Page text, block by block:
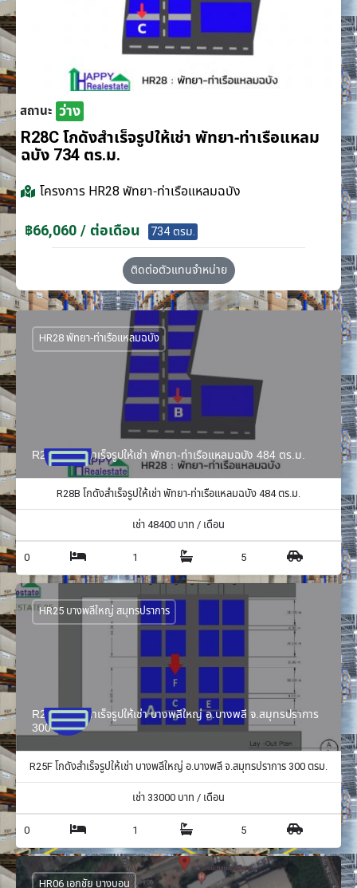
สถานะ ว่าง
R28C โกดังสำเร็จรูปให้เช่า พัทยา-ท่าเรือแหลม
ฉบัง 734 ตร.ม.
โครงการ HR28 พัทยา-ท่าเรือแหลมฉบัง
฿66,060 / ต่อเดือน 734 ตรม.
ติดต่อตัวแทนจำหน่าย
R28B โกดังสำเร็จรูปให้เช่า พัทยา-ท่าเรือแหลมฉบัง 484 ตร.ม.
HR28 พัทยา-ท่าเรือแหลมฉบัง
R28B โกดังสำเร็จรูปให้เช่า พัทยา-ท่าเรือแหลมฉบัง 484 ตร.ม.
เช่า48400 บาท / เดือน
0 1 5
R25F โกดังสำเร็จรูปให้เช่า บางพลีใหญ่ อ.บางพลี จ.สมุทรปราการ
300 ตรม.
HR25 บางพลีใหญ่ สมุทรปราการ
R25F โกดังสำเร็จรูปให้เช่า บางพลีใหญ่ อ.บางพลี จ.สมุทรปราการ 300 ตรม.
เช่า 33000 บาท / เดือน
0 1 5
HR06 เอกชัย บางบอน